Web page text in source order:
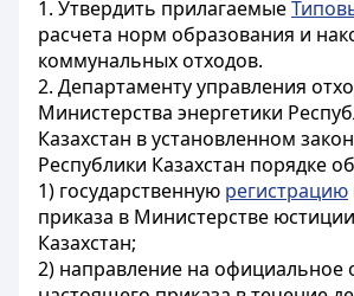
1. Утвердить прилагаемые
расчета норм образования и
коммунальных отходов.
2. Департаменту управления
Министерства энергетики
Казахстан в установленном
Республики Казахстан порядке
1) государственную регистрацию
приказа в Министерстве
Казахстан;
2) направление на официальное